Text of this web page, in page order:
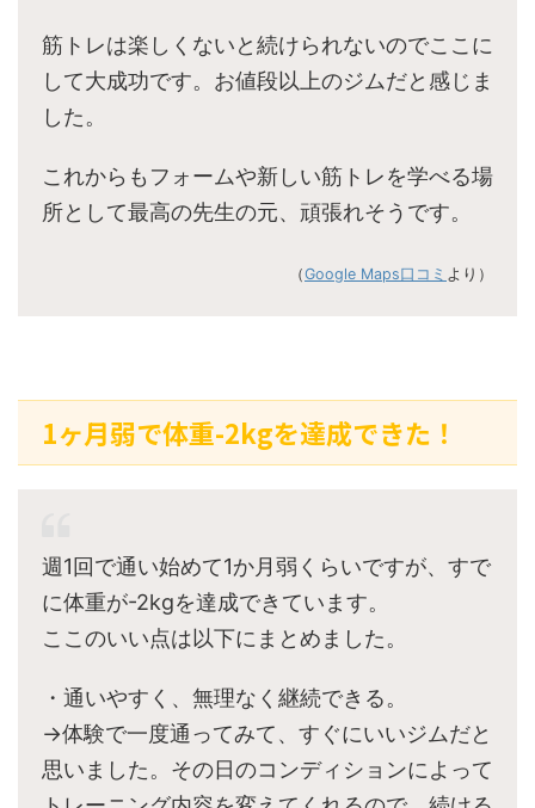
筋トレは楽しくないと続けられないのでここに
して大成功です。お値段以上のジムだと感じま
した。
これからもフォームや新しい筋トレを学べる場
所として最高の先生の元、頑張れそうです。
（Google Maps口コミ より）
1ヶ月弱で体重-2kgを達成できた！
週1回で通い始めて1か月弱くらいですが、すで
に体重が-2kgを達成できています。
ここのいい点は以下にまとめました。
・通いやすく、無理なく継続できる。
→体験で一度通ってみて、すぐにいいジムだと
思いました。その日のコンディションによって